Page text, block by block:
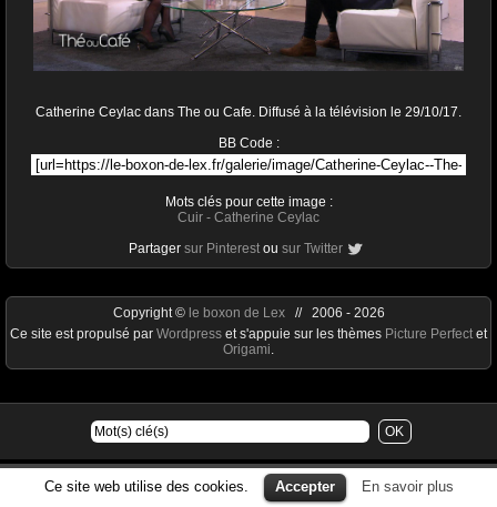
Catherine Ceylac dans The ou Cafe. Diffusé à la télévision le 29/10/17.
BB Code :
Mots clés pour cette image :
Cuir - Catherine Ceylac
Partager sur Pinterest ou sur Twitter
Ce site web utilise des cookies. Accepter En savoir plus
Copyright © le boxon de Lex// 2006 - 2026
Ce site est propulsé par Wordpress et s'appuie sur les thèmes Picture Perfect et
Origami